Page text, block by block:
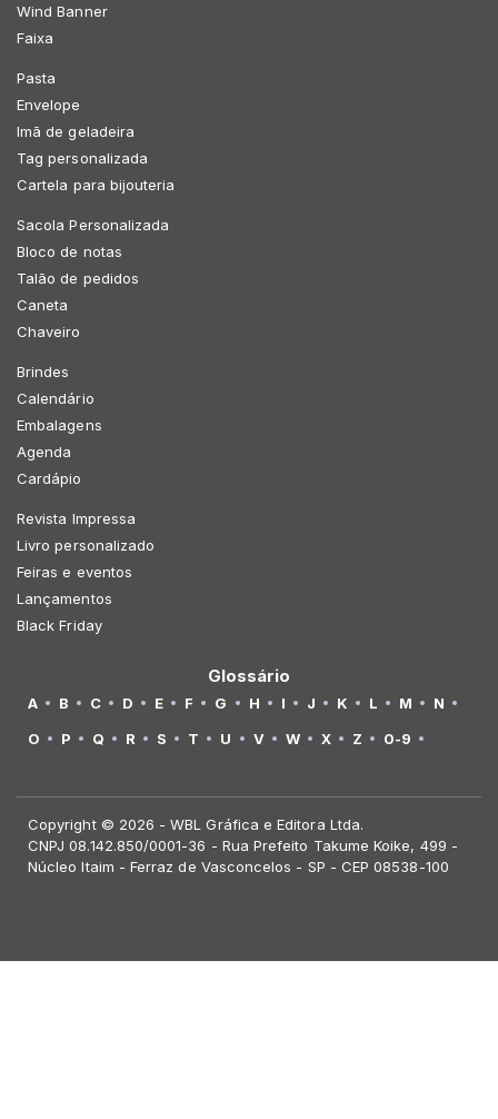
Wind Banner
Faixa
Pasta
Envelope
Imã de geladeira
Tag personalizada
Cartela para bijouteria
Sacola Personalizada
Bloco de notas
Talão de pedidos
Caneta
Chaveiro
Brindes
Calendário
Embalagens
Agenda
Cardápio
Revista Impressa
Livro personalizado
Feiras e eventos
Lançamentos
Black Friday
Glossário
A B C D E F G H I J K L M
N
O
P Q R S T U V W X Z 0-9
Copyright © 2026 - WBL Gráfica e Editora Ltda.
CNPJ 08.142.850/0001-36 - Rua Prefeito Takume Koike, 499 -
Núcleo Itaim - Ferraz de Vasconcelos - SP - CEP 08538-100